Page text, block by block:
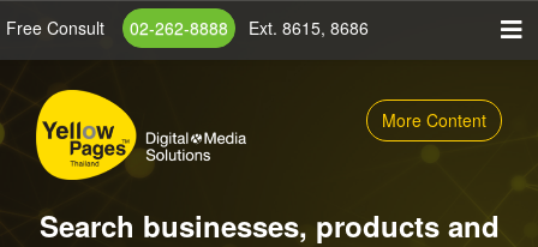
content
Free Consult 02-262-8888 Ext. 8615, 8686
More Content
Search businesses, products and